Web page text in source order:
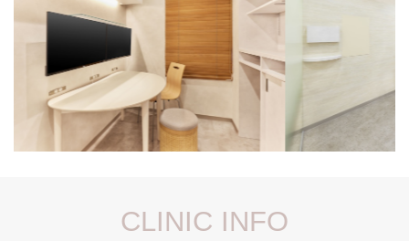
CLINIC INFO